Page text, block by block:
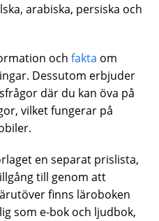
arabiska, persiska och
och fakta om
Dessutom erbjuder
där du kan öva på
vilket fungerar på
en separat prislista,
till genom att
finns läroboken
som e-bok och ljudbok,